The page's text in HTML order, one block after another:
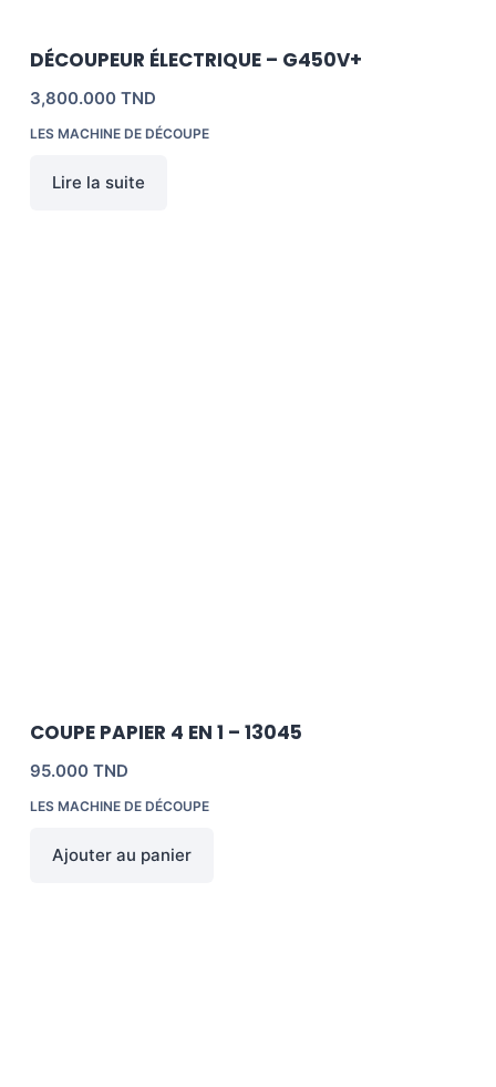
DÉCOUPEUR ÉLECTRIQUE – G450V+
3,800.000 TND
LES MACHINE DE DÉCOUPE
Lire la suite
COUPE PAPIER 4 EN 1 – 13045
95.000 TND
LES MACHINE DE DÉCOUPE
Ajouter au panier